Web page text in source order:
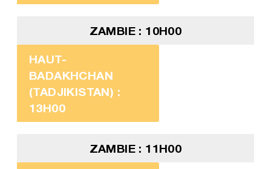
ZAMBIE : 10H00
HAUT-
BADAKHCHAN
(TADJIKISTAN) :
13H00
ZAMBIE : 11H00